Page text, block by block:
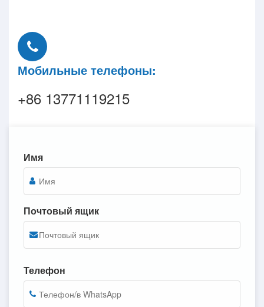
Мобильные телефоны:
+86 13771119215
Имя
Почтовый ящик
Телефон